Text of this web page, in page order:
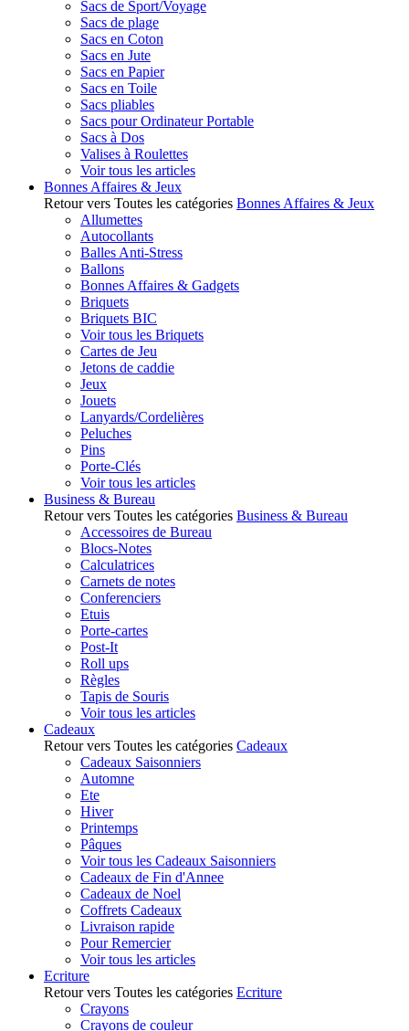
Sacs de Sport/Voyage
Sacs de plage
Sacs en Coton
Sacs en Jute
Sacs en Papier
Sacs en Toile
Sacs pliables
Sacs pour Ordinateur Portable
Sacs à Dos
Valises à Roulettes
Voir tous les articles
Bonnes Affaires & Jeux
Retour vers Toutes les catégories Bonnes Affaires & Jeux
Allumettes
Autocollants
Balles Anti-Stress
Ballons
Bonnes Affaires & Gadgets
Briquets
Briquets BIC
Voir tous les Briquets
Cartes de Jeu
Jetons de caddie
Jeux
Jouets
Lanyards/Cordelières
Peluches
Pins
Porte-Clés
Voir tous les articles
Business & Bureau
Retour vers Toutes les catégories Business & Bureau
Accessoires de Bureau
Blocs-Notes
Calculatrices
Carnets de notes
Conferenciers
Etuis
Porte-cartes
Post-It
Roll ups
Règles
Tapis de Souris
Voir tous les articles
Cadeaux
Retour vers Toutes les catégories Cadeaux
Cadeaux Saisonniers
Automne
Ete
Hiver
Printemps
Pâques
Voir tous les Cadeaux Saisonniers
Cadeaux de Fin d'Annee
Cadeaux de Noel
Coffrets Cadeaux
Livraison rapide
Pour Remercier
Voir tous les articles
Ecriture
Retour vers Toutes les catégories Ecriture
Crayons
Crayons de couleur